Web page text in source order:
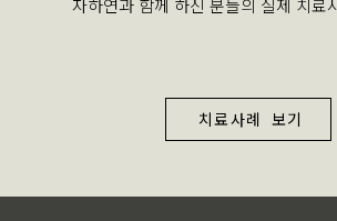
자하연과 함께 하신 분들의 실제 치료
치료사례 보기